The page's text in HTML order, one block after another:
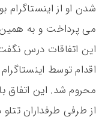
شدن او از اینستاگرام
می پرداخت و به
اقدام توسط
محروم شد. این اتفاق
از طرفی طرفداران